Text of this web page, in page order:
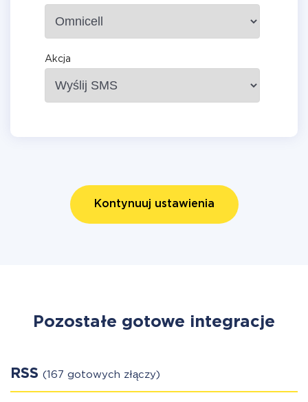
Akcja
Kontynuuj ustawienia
Pozostałe gotowe integracje
RSS (167 gotowych złączy)